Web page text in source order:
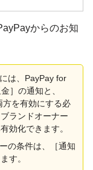
からのお知
は、PayPay for
］の通知と、
方を有効にする必
ランドオーナー
効化できます。
の条件は、［通知
す。